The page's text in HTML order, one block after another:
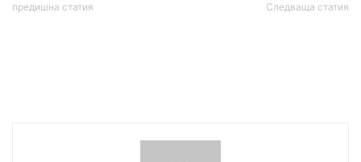
предишна статия Следваща статия